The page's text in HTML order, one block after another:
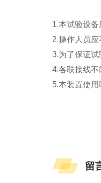
1.本试验设
2.操作人员
3.为了保证
4.各联接线
5.本装置使
留